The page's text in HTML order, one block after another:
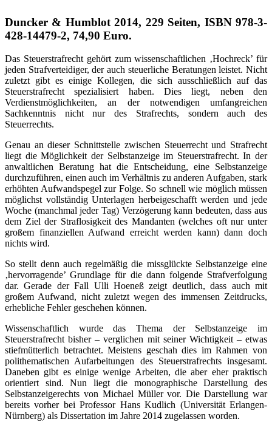
Duncker & Humblot 2014, 229 Seiten, ISBN 978-3-
428-14479-2, 74,90 Euro.
Das Steuerstrafrecht gehört zum wissenschaftlichen ‚Hochreck’ für
jeden Strafverteidiger, der auch steuerliche Beratungen leistet. Nicht
zuletzt gibt es einige Kollegen, die sich ausschließlich auf das
Steuerstrafrecht spezialisiert haben. Dies liegt, neben den
Verdienstmöglichkeiten, an der notwendigen umfangreichen
Sachkenntnis nicht nur des Strafrechts, sondern auch des
Steuerrechts.
Genau an dieser Schnittstelle zwischen Steuerrecht und Strafrecht
liegt die Möglichkeit der Selbstanzeige im Steuerstrafrecht. In der
anwaltlichen Beratung hat die Entscheidung, eine Selbstanzeige
durchzuführen, einen auch im Verhältnis zu anderen Aufgaben, stark
erhöhten Aufwandspegel zur Folge. So schnell wie möglich müssen
möglichst vollständig Unterlagen herbeigeschafft werden und jede
Woche (manchmal jeder Tag) Verzögerung kann bedeuten, dass aus
dem Ziel der Straflosigkeit des Mandanten (welches oft nur unter
großem finanziellen Aufwand erreicht werden kann) dann doch
nichts wird.
So stellt denn auch regelmäßig die missglückte Selbstanzeige eine
‚hervorragende’ Grundlage für die dann folgende Strafverfolgung
dar. Gerade der Fall Ulli Hoeneß zeigt deutlich, dass auch mit
großem Aufwand, nicht zuletzt wegen des immensen Zeitdrucks,
erhebliche Fehler geschehen können.
Wissenschaftlich wurde das Thema der Selbstanzeige im
Steuerstrafrecht bisher – verglichen mit seiner Wichtigkeit – etwas
stiefmütterlich betrachtet. Meistens geschah dies im Rahmen von
polithematischen Aufarbeitungen des Steuerstrafrechts insgesamt.
Daneben gibt es einige wenige Arbeiten, die aber eher praktisch
orientiert sind. Nun liegt die monographische Darstellung des
Selbstanzeigerechts von Michael Müller vor. Die Darstellung war
bereits vorher bei Professor Hans Kudlich (Universität Erlangen-
Nürnberg) als Dissertation im Jahre 2014 zugelassen worden.